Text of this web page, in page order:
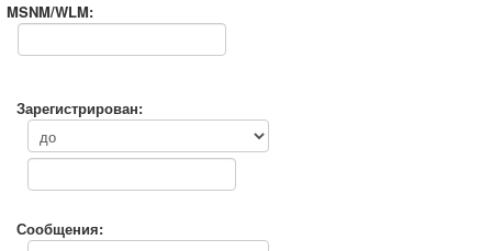
MSNM/WLM:
Зарегистрирован:
Сообщения: